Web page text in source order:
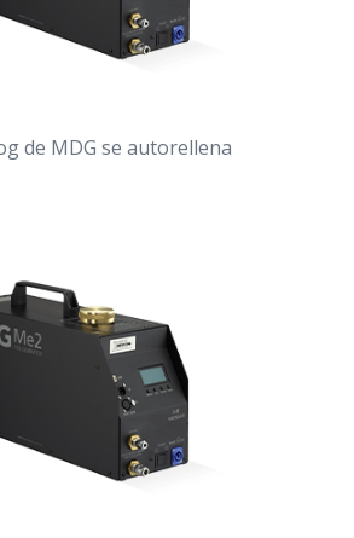
de MDG se autorellena